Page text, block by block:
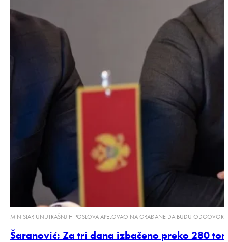
MINISTAR UNUTRAŠNJIH POSLOVA APELOVAO NA GRAĐANE DA BUDU
Šaranović: Za tri dana izbačeno preko 280